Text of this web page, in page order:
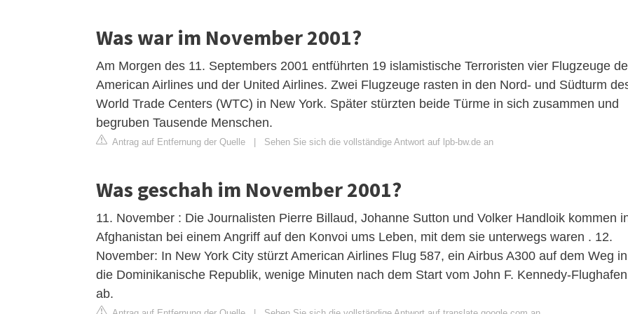
Was war im November 2001?
Am Morgen des 11. Septembers 2001 entführten 19 islamistische Terroristen vier Flugzeuge
American Airlines und der United Airlines. Zwei Flugzeuge rasten in den Nord- und Südturm
World Trade Centers (WTC) in New York. Später stürzten beide Türme in sich zusammen und
begruben Tausende Menschen.
Antrag auf Entfernung der Quelle | Sehen Sie sich die vollständige Antwort auf lpb-bw.de an
Was geschah im November 2001?
11. November : Die Journalisten Pierre Billaud, Johanne Sutton und Volker Handloik kommen
Afghanistan bei einem Angriff auf den Konvoi ums Leben, mit dem sie unterwegs waren . 12.
November: In New York City stürzt American Airlines Flug 587, ein Airbus A300 auf dem Weg in
die Dominikanische Republik, wenige Minuten nach dem Start vom John F. Kennedy-Flughafen
ab.